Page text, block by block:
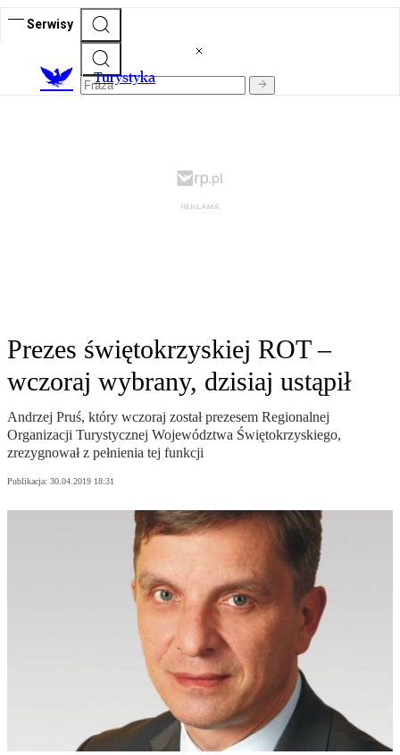
Serwisy
Turystyka
Prezes świętokrzyskiej ROT –
wczoraj wybrany, dzisiaj ustąpił
Andrzej Pruś, który wczoraj został prezesem Regionalnej
Organizacji Turystycznej Województwa Świętokrzyskiego,
zrezygnował z pełnienia tej funkcji
Publikacja: 30.04.2019 18:31